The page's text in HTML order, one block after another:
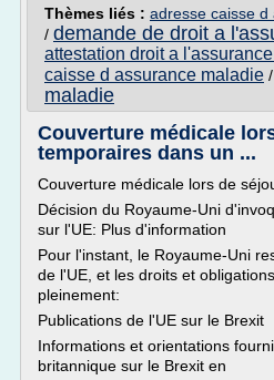
Thèmes liés : adresse caisse
/ demande de droit a
attestation droit a
caisse d assurance maladie /
maladie
Couverture médicale
temporaires dans un ...
Couverture médicale lors de
Décision du Royaume-Uni
sur l'UE: Plus d'information
Pour l'instant, le Royaume-Uni
de l'UE, et les droits et
pleinement:
Publications de l'UE sur le Brexit
Informations et orientations
britannique sur le Brexit en